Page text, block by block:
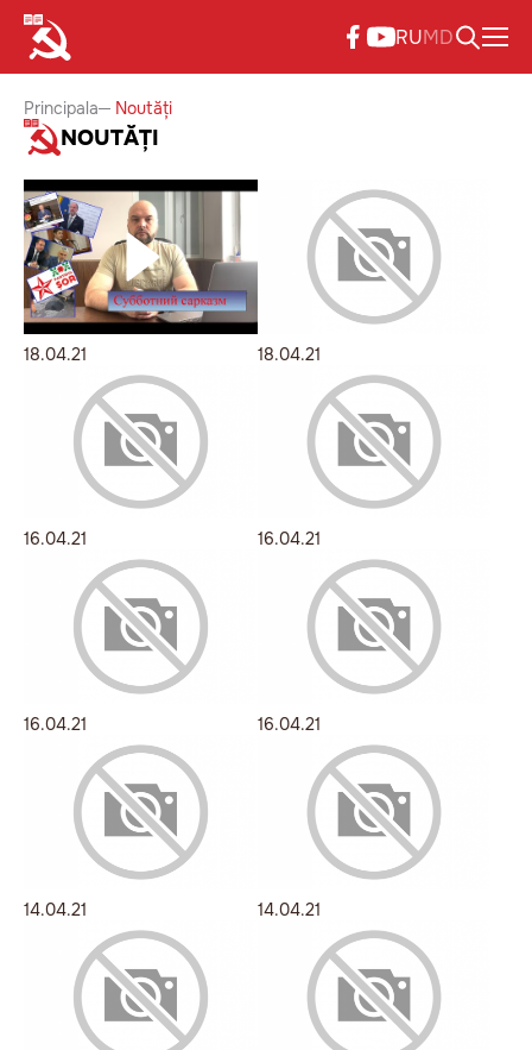
RUMD
Principala Noutăți
NOUTĂȚI
18.04.21 18.04.21
16.04.21 16.04.21
16.04.21 16.04.21
14.04.21 14.04.21